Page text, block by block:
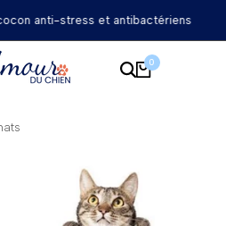
anti-stress et antibactériens
0